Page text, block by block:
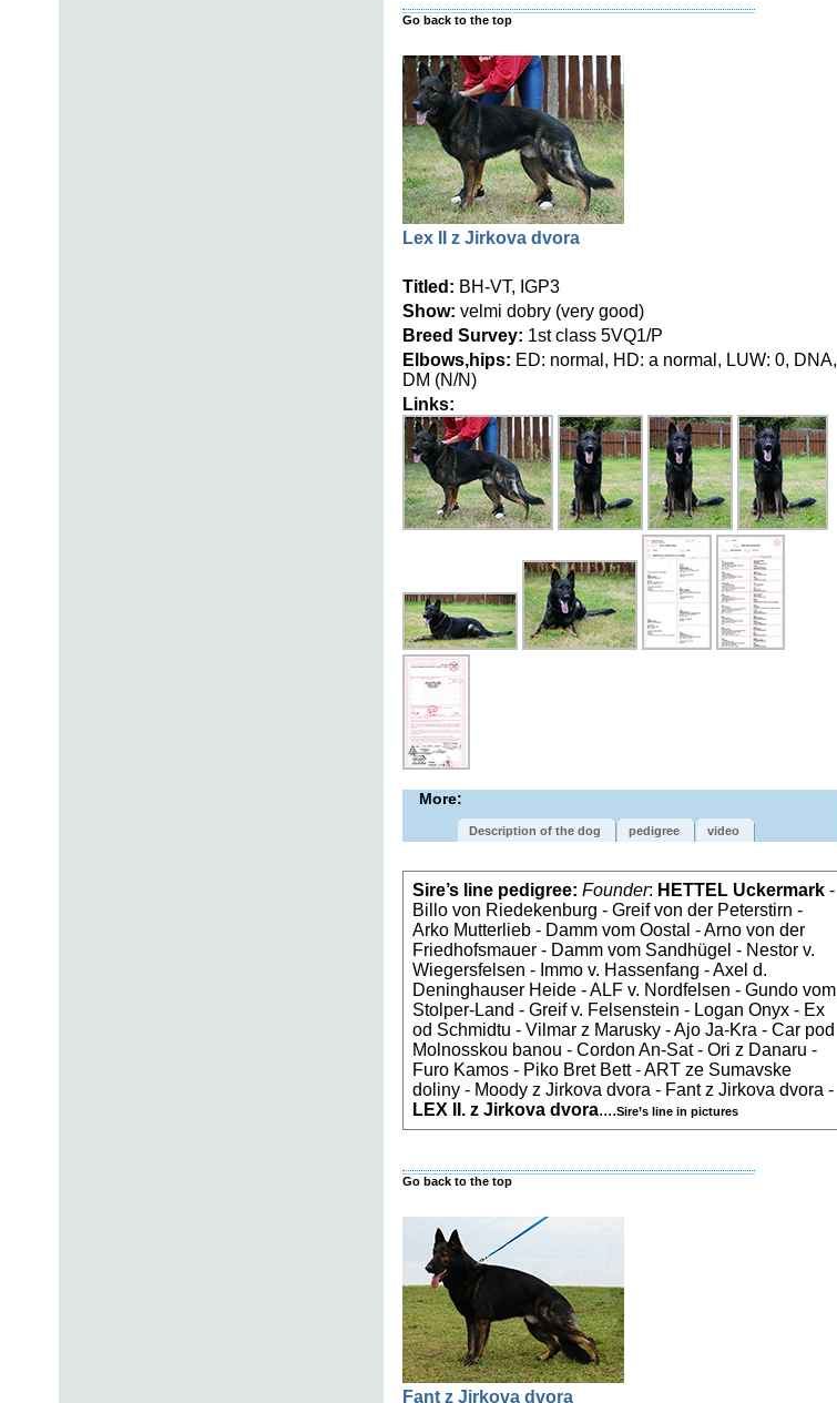
Go back to the top
Lex II z Jirkova dvora
Titled: BH-VT, IGP3
Show: velmi dobry (very good)
Breed Survey: 1st class 5VQ1/P
Elbows,hips: ED: normal, HD: a normal, LUW: 0, DNA,
DM (N/N)
Links:
More:
Description of the dog pedigree video
Sire’s line pedigree: Founder: HETTEL Uckermark -
Billo von Riedekenburg - Greif von der Peterstirn -
Arko Mutterlieb - Damm vom Oostal - Arno von der
Friedhofsmauer - Damm vom Sandhügel - Nestor v.
Wiegersfelsen - Immo v. Hassenfang - Axel d.
Deninghauser Heide - ALF v. Nordfelsen - Gundo vom
Stolper-Land - Greif v. Felsenstein - Logan Onyx - Ex
od Schmidtu - Vilmar z Marusky - Ajo Ja-Kra - Car pod
Molnosskou banou - Cordon An-Sat - Ori z Danaru -
Furo Kamos - Piko Bret Bett - ART ze Sumavske
doliny - Moody z Jirkova dvora - Fant z Jirkova dvora -
LEX II. z Jirkova dvora....Sire’s line in pictures
Go back to the top
Fant z Jirkova dvora